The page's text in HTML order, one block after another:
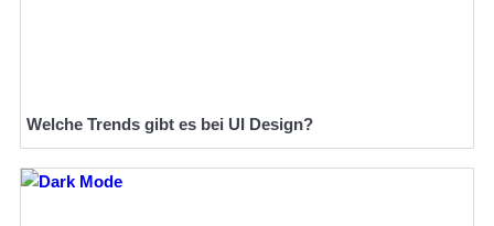
Welche Trends gibt es bei UI Design?